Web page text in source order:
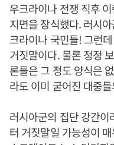
우크라이나 전쟁 직후
지면을 장식했다. 러시
크라이나 국민들! 그런
거짓말이다. 물론 정정
론들은 그 정도 양식은
라도 이미 굳어진 대중
러시아군의 집단 강간
터 거짓말일 가능성이